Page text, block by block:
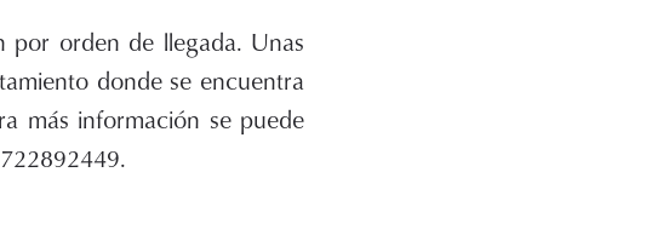
por orden de llegada. Unas
donde se encuentra
más información se puede